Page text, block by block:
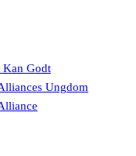
Godt
Ungdom